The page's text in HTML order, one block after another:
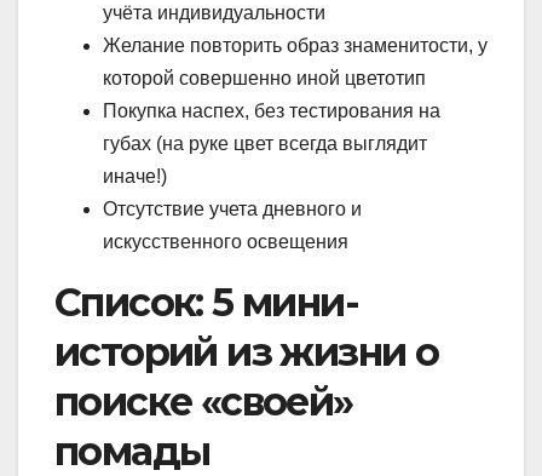
учёта индивидуальности
Желание повторить образ знаменитости, у
которой совершенно иной цветотип
Покупка наспех, без тестирования на
губах (на руке цвет всегда выглядит
иначе!)
Отсутствие учета дневного и
искусственного освещения
Список: 5 мини-
историй из жизни о
поиске «своей»
помады